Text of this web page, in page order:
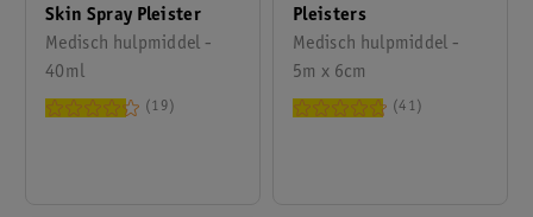
Skin Spray Pleister
Medisch hulpmiddel -
40ml
19
Pleisters
Medisch hulpmiddel -
5m x 6cm
41